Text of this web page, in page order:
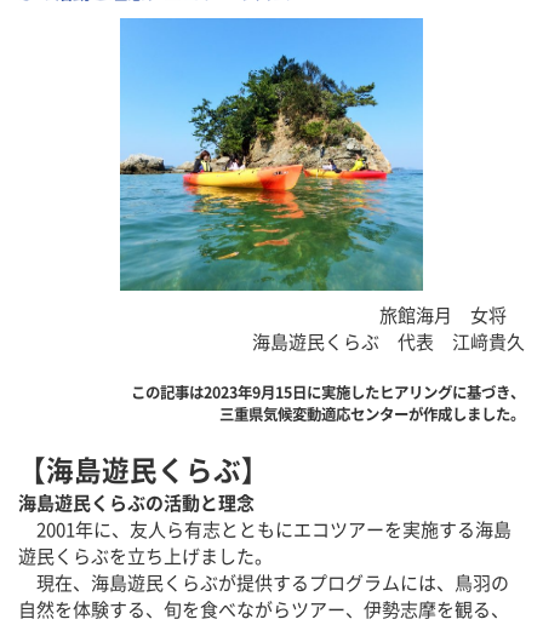
旅館海月 女将
海島遊民くらぶ 代表 江﨑貴久
この記事は2023年9月15日に実施したヒアリングに基づき、
三重県気候変動適応センターが作成しました。
【海島遊民くらぶ】
海島遊民くらぶの活動と理念
2001年に、友人ら有志とともにエコツアーを実施する海島
遊民くらぶを立ち上げました。
現在、海島遊民くらぶが提供するプログラムには、鳥羽の
自然を体験する、旬を食べながらツアー、伊勢志摩を観る、